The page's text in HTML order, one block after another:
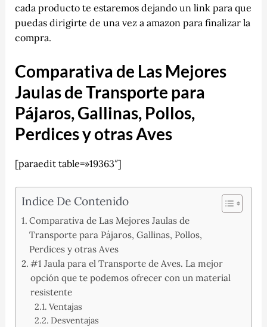
cada producto te estaremos dejando un link para que
puedas dirigirte de una vez a amazon para finalizar la
compra.
Comparativa de Las Mejores
Jaulas de Transporte para
Pájaros, Gallinas, Pollos,
Perdices y otras Aves
[paraedit table=»19363″]
Indice De Contenido
Comparativa de Las Mejores Jaulas de
Transporte para Pájaros, Gallinas, Pollos,
Perdices y otras Aves
#1 Jaula para el Transporte de Aves. La mejor
opción que te podemos ofrecer con un material
resistente
Ventajas
Desventajas